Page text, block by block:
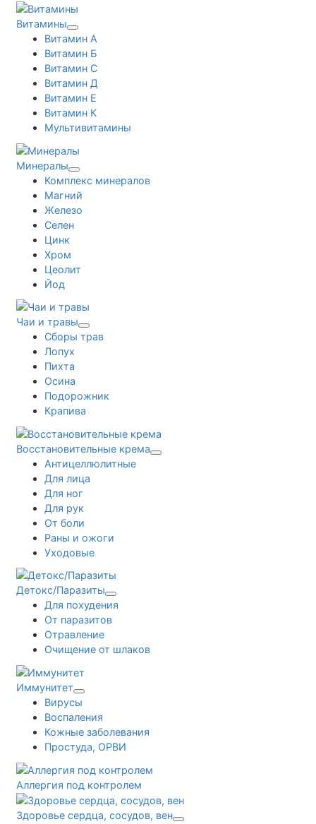
Витамины
Витамин А
Витамин Б
Витамин С
Витамин Д
Витамин Е
Витамин К
Мультивитамины
Минералы
Комплекс минералов
Магний
Железо
Селен
Цинк
Хром
Цеолит
Йод
Чаи и травы
Сборы трав
Лопух
Пихта
Осина
Подорожник
Крапива
Восстановительные крема
Антицеллюлитные
Для лица
Для ног
Для рук
От боли
Раны и ожоги
Уходовые
Детокс/Паразиты
Для похудения
От паразитов
Отравление
Очищение от шлаков
Иммунитет
Вирусы
Воспаления
Кожные заболевания
Простуда, ОРВИ
Аллергия под контролем
Здоровье сердца, сосудов, вен